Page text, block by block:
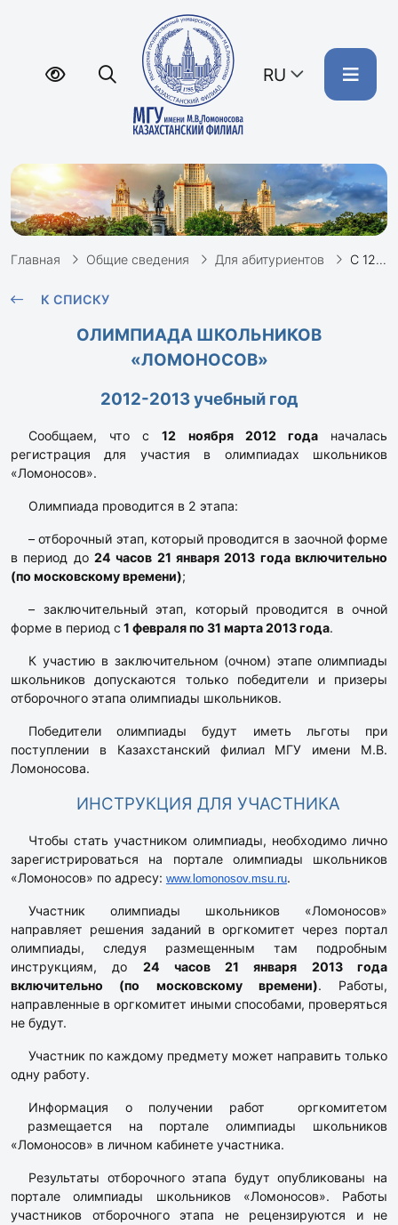
RU
Главная Общие сведения Для абитуриентов С 12.11.2012 г. началась регистрация для участия в олимпиадах школьников «Ломоносов»
К СПИСКУ
ОЛИМПИАДА ШКОЛЬНИКОВ
«ЛОМОНОСОВ»
2012-2013 учебный год
Сообщаем, что с12 ноября 2012 годаначалась
регистрация для участия в олимпиадах школьников
«Ломоносов».
Олимпиада проводится в 2 этапа:
– отборочный этап, который проводится в заочной форме
в период до 24 часов 21 января 2013 года включительно
(по московскому времени);
– заключительный этап, который проводится в очной
форме в период с 1 февраля по 31 марта 2013 года.
К участию в заключительном (очном) этапе олимпиады
школьников допускаются только победители и призеры
отборочного этапа олимпиады школьников.
Победители олимпиады будут иметь льготы при
поступлении в Казахстанский филиал МГУ имени М.В.
Ломоносова.
ИНСТРУКЦИЯ ДЛЯ УЧАСТНИКА
Чтобы стать участником олимпиады, необходимо лично
зарегистрироваться на портале олимпиады школьников
«Ломоносов» по адресу: www.lomonosov.msu.ru.
Участник олимпиады школьников «Ломоносов»
направляет решения заданий в оргкомитет через портал
олимпиады, следуя размещенным там подробным
инструкциям, до 24 часов 21 января 2013 года
включительно (по московскому времени). Работы,
направленные в оргкомитет иными способами, проверяться
не будут.
Участник по каждому предмету может направить только
одну работу.
Информация о получении работ оргкомитетом
размещается на портале олимпиады школьников
«Ломоносов» в личном кабинете участника.
Результаты отборочного этапа будут опубликованы на
портале олимпиады школьников «Ломоносов». Работы
участников отборочного этапа не рецензируются и не